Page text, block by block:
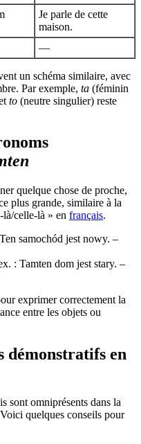
Je parle de cette
maison.
—
un schéma similaire, avec
Par exemple, ta (féminin
to (neutre singulier) reste
quelque chose de proche,
plus grande, similaire à la
celle-là » en français.
samochód jest nowy. –
: Tamten dom jest stary. –
exprimer correctement la
entre les objets ou
démonstratifs en
sont omniprésents dans la
quelques conseils pour